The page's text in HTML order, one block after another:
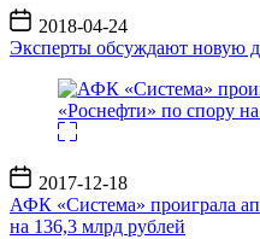
Дата
записи
2018-04-24
Эксперты обсуждают новую
Дата
записи
2017-12-18
АФК «Система» проиграла
на 136,3 млрд рублей